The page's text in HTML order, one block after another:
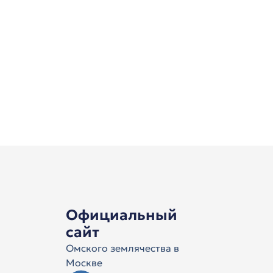
Официальный
сайт
Омского землячества в
Москве